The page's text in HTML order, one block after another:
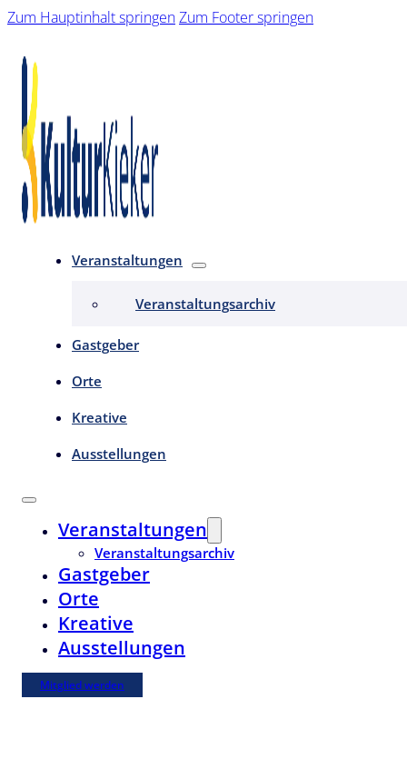
Zum Hauptinhalt springenZum Footer springen
Veranstaltungen
Veranstaltungsarchiv
Gastgeber
Orte
Kreative
Ausstellungen
Veranstaltungen
Veranstaltungsarchiv
Gastgeber
Orte
Kreative
Ausstellungen
Mitglied werden